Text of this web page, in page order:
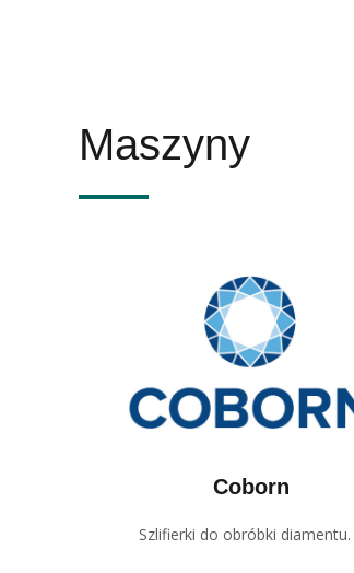
Maszyny
Coborn
Szlifierki do obróbki diamentu.